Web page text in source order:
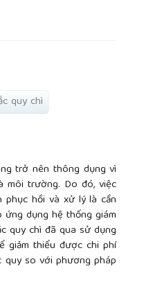
quy chì
trở nên thông dụng vì
môi trường. Do đó, việc
hồi và xử lý là cần
ứng dụng hệ thống giám
quy chì đã qua sử dụng
giảm thiểu được chi phí
so với phương pháp